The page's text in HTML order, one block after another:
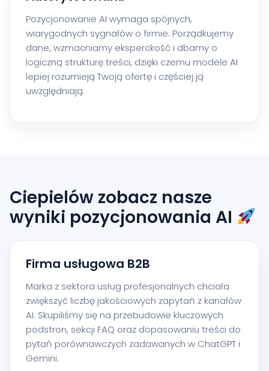
Pozycjonowanie AI wymaga spójnych,
wiarygodnych sygnałów o firmie. Porządkujemy
dane, wzmacniamy eksperckość i dbamy o
logiczną strukturę treści, dzięki czemu modele AI
lepiej rozumieją Twoją ofertę i częściej ją
uwzględniają.
Ciepielów zobacz nasze
wyniki pozycjonowania AI
Firma usługowa B2B
Marka z sektora usług profesjonalnych chciała
zwiększyć liczbę jakościowych zapytań z kanałów
AI. Skupiliśmy się na przebudowie kluczowych
podstron, sekcji FAQ oraz dopasowaniu treści do
pytań porównawczych zadawanych w ChatGPT i
Gemini.